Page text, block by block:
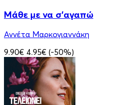
Μάθε με να σ'αγαπώ
Αννέτα Μαρκογιαννάκη
9.90€ 4.95€ (-50%)